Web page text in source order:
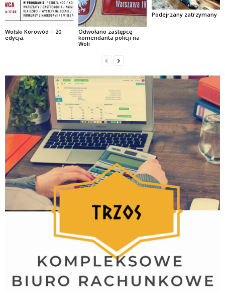
Wolski Korowód – 20.
edycja.
Odwołano zastępcę
komendanta policji na
Woli
Podejrzany zatrzymany